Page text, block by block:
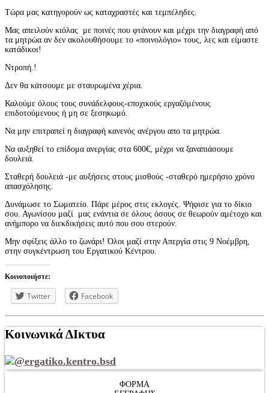
Τώρα μας κατηγορούν ως καταχραστές και τεμπέληδες.
Μας απειλούν κιόλας με ποινές που φτάνουν και μέχρι την διαγραφή από
τα μητρώα αν δεν ακολουθήσουμε το «ποινολόγιο» τους, λες και είμαστε
κατάδικοι!
Ντροπή.!
Δεν θα κάτσουμε με σταυρωμένα χέρια.
Καλούμε όλους τους συνάδελφους-εποχικούς εργαζόμένους
επιδοτούμενους ή μη σε ξεσηκωμό.
Να μην επιτραπεί η διαγραφή κανενός ανέργου απο τα μητρώα.
Να αυξηθεί το επίδομα ανεργίας στα 600€, μέχρι να ξαναπιάσουμε
δουλειά.
Σταθερή δουλειά -με αυξήσεις στους μισθούς -σταθερό ημερήσιο χρόνο
απασχόλησης.
Δυνάμωσε το Σωματείο. Πάρε μέρος στις εκλογές. Ψήφισε για το δίκιο
σου. Αγωνίσου μαζί μας ενάντια σε όλους όσους σε θεωρούν αμέτοχο και
ανήμπορο να διεκδικήσεις αυτό που σου στερούν.
Μην σφίξεις άλλο το ζωνάρι! Όλοι μαζί στην Απεργία στις 9 Νοέμβρη,
στην συγκέντρωση του Εργατικού Κέντρου.
Κοινοποιήστε:
Twitter Facebook
Κοινωνικά ΔΙκτυα
@ergatiko.kentro.bsd
ΦΟΡΜΑ